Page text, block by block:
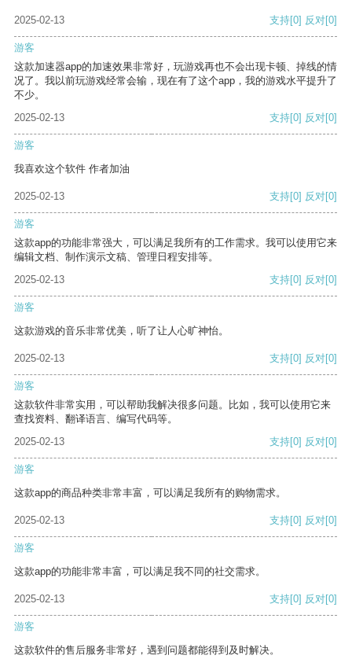
2025-02-13 支持[0] 反对[0]
游客
这款加速器app的加速效果非常好，玩游戏再也不会出现卡顿、掉线的情
况了。我以前玩游戏经常会输，现在有了这个app，我的游戏水平提升了
不少。
2025-02-13
支持[0] 反对[0]
游客
我喜欢这个软件 作者加油
2025-02-13 支持[0] 反对[0]
游客
这款app的功能非常强大，可以满足我所有的工作需求。我可以使用它来
编辑文档、制作演示文稿、管理日程安排等。
2025-02-13
支持[0] 反对[0]
游客
这款游戏的音乐非常优美，听了让人心旷神怡。
2025-02-13 支持[0] 反对[0]
游客
这款软件非常实用，可以帮助我解决很多问题。比如，我可以使用它来
查找资料、翻译语言、编写代码等。
2025-02-13
支持[0] 反对[0]
游客
这款app的商品种类非常丰富，可以满足我所有的购物需求。
2025-02-13 支持[0] 反对[0]
游客
这款app的功能非常丰富，可以满足我不同的社交需求。
2025-02-13 支持[0] 反对[0]
游客
这款软件的售后服务非常好，遇到问题都能得到及时解决。